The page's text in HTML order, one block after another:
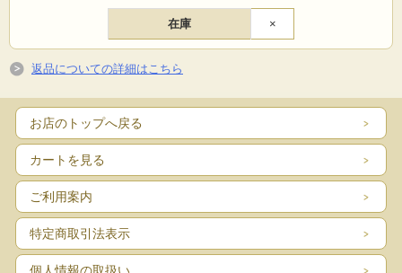
在庫 ×
返品についての詳細はこちら
お店のトップへ戻る
カートを見る
ご利用案内
特定商取引法表示
個人情報の取扱い